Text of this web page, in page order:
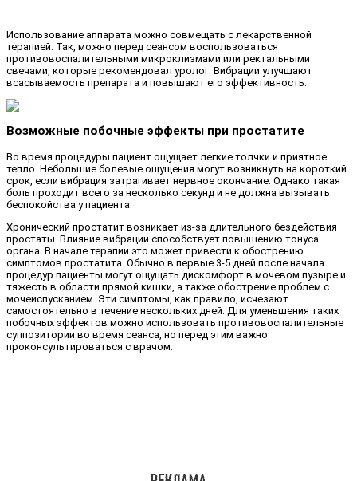
Использование аппарата можно совмещать с лекарственной
терапией. Так, можно перед сеансом воспользоваться
противовоспалительными микроклизмами или ректальными
свечами, которые рекомендовал уролог. Вибрации улучшают
всасываемость препарата и повышают его эффективность.
Возможные побочные эффекты при простатите
Во время процедуры пациент ощущает легкие толчки и приятное
тепло. Небольшие болевые ощущения могут возникнуть на короткий
срок, если вибрация затрагивает нервное окончание. Однако такая
боль проходит всего за несколько секунд и не должна вызывать
беспокойства у пациента.
Хронический простатит возникает из-за длительного бездействия
простаты. Влияние вибрации способствует повышению тонуса
органа. В начале терапии это может привести к обострению
симптомов простатита. Обычно в первые 3-5 дней после начала
процедур пациенты могут ощущать дискомфорт в мочевом пузыре и
тяжесть в области прямой кишки, а также обострение проблем с
мочеиспусканием. Эти симптомы, как правило, исчезают
самостоятельно в течение нескольких дней. Для уменьшения таких
побочных эффектов можно использовать противовоспалительные
суппозитории во время сеанса, но перед этим важно
проконсультироваться с врачом.